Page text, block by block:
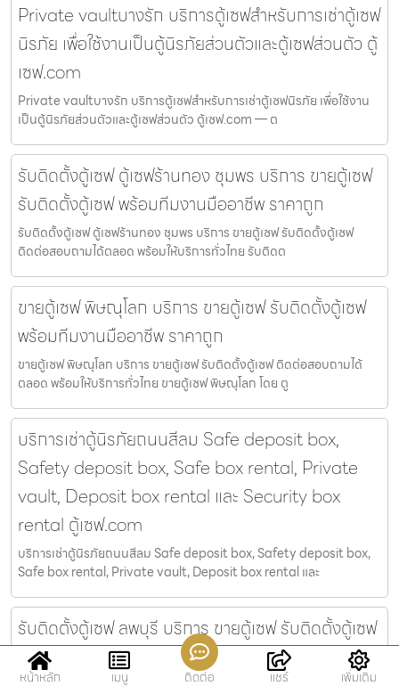
Private vaultบางรัก บริการตู้เซฟสำหรับการเช่าตู้เซฟ
นิรภัย เพื่อใช้งานเป็นตู้นิรภัยส่วนตัวและตู้เซฟส่วนตัว ตู้
เซฟ.com
Private vaultบางรัก บริการตู้เซฟสำหรับการเช่าตู้เซฟนิรภัย เพื่อใช้งาน
เป็นตู้นิรภัยส่วนตัวและตู้เซฟส่วนตัว ตู้เซฟ.com — ต
รับติดตั้งตู้เซฟ ตู้เซฟร้านทอง ชุมพร บริการ ขายตู้เซฟ
รับติดตั้งตู้เซฟ พร้อมทีมงานมืออาชีพ ราคาถูก
รับติดตั้งตู้เซฟ ตู้เซฟร้านทอง ชุมพร บริการ ขายตู้เซฟ รับติดตั้งตู้เซฟ
ติดต่อสอบถามได้ตลอด พร้อมให้บริการทั่วไทย รับติดต
ขายตู้เซฟ พิษณุโลก บริการ ขายตู้เซฟ รับติดตั้งตู้เซฟ
พร้อมทีมงานมืออาชีพ ราคาถูก
ขายตู้เซฟ พิษณุโลก บริการ ขายตู้เซฟ รับติดตั้งตู้เซฟ ติดต่อสอบถามได้
ตลอด พร้อมให้บริการทั่วไทย ขายตู้เซฟ พิษณุโลก โดย ตู
บริการเช่าตู้นิรภัยถนนสีลม Safe deposit box,
Safety deposit box, Safe box rental, Private
vault, Deposit box rental และ Security box
rental ตู้เซฟ.com
บริการเช่าตู้นิรภัยถนนสีลม Safe deposit box, Safety deposit box,
Safe box rental, Private vault, Deposit box rental และ
รับติดตั้งตู้เซฟ ลพบุรี บริการ ขายตู้เซฟ รับติดตั้งตู้เซฟ
พร้อมทีมงานมืออาชีพ ราคาถูก
หน้าหลัก เมนู ติดต่อ แชร์ เพิ่มเติม